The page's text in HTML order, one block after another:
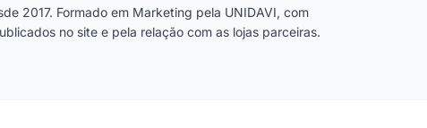
2017. Formado em Marketing pela UNIDAVI, com
no site e pela relação com as lojas parceiras.